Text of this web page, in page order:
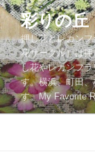
コ
ン
テ
ン
ツ
へ
ス
彩りの丘
押し花とレカン
花サークル）は
し花やレカンフ
す。横浜、町田
す。My Favorite